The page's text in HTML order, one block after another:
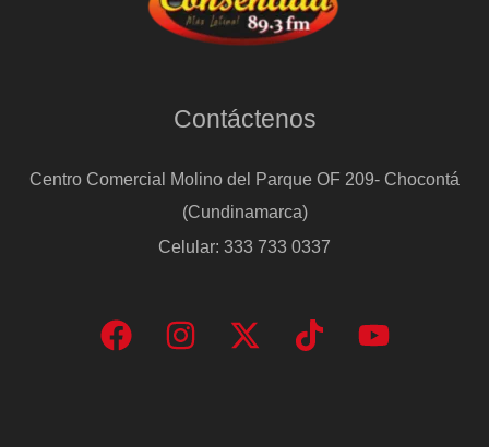
Contáctenos
Centro Comercial Molino del Parque OF 209- Chocontá
(Cundinamarca)
Celular: 333 733 0337